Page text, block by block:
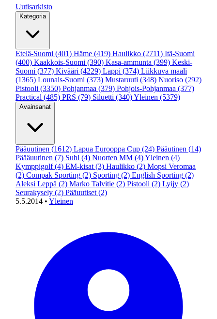
Uutisarkisto
Kategoria
Etelä-Suomi (401) Häme (419) Haulikko (2711) Itä-Suomi
(400) Kaakkois-Suomi (390) Kasa-ammunta (399) Keski-
Suomi (377) Kivääri (4229) Lappi (374) Liikkuva maali
(1365) Lounais-Suomi (373) Mustaruuti (348) Nuoriso (292)
Pistooli (3350) Pohjanmaa (379) Pohjois-Pohjanmaa (377)
Practical (485) PRS (79) Siluetti (340)Yleinen (5379)
Avainsanat
Pääuutinen (1612) Lapua Eurooppa Cup (24) Pääutinen (14)
Päääuutinen (7) Suhl (4) Nuorten MM (4)Yleinen (4)
Kymppigolf (4) EM-kisat (3) Haulikko (2) Mopsi Veromaa
(2) Compak Sporting (2) Sporting (2) English Sporting (2)
Aleksi Leppä (2) Marko Talvitie (2) Pistooli (2) Lyijy (2)
Seurakysely (2) Pääuutiset (2)
5.5.2014 • Yleinen